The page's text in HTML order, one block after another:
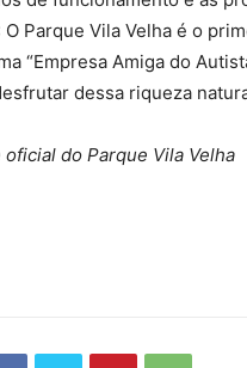
O Parque Vila Velha é o
“Empresa Amiga do
dessa riqueza
do Parque Vila Velha